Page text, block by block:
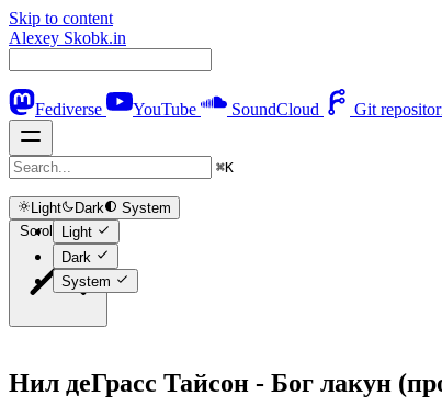
Skip to content
Alexey Skobk.in
Fediverse YouTube SoundCloud Git
⌘K
Light Dark
System
Light
Dark
System
Scroll to top
Нил деГрасс Тайсон - Бог лакун